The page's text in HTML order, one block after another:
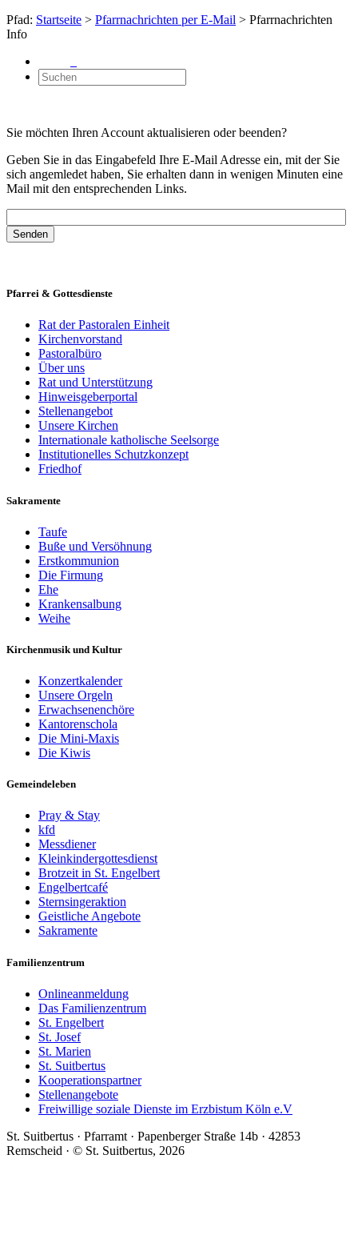
Pfad: Startseite > Pfarrnachrichten per E-Mail > Pfarrnachrichten
Info
Sie möchten Ihren Account aktualisieren oder beenden?
Geben Sie in das Eingabefeld Ihre E-Mail Adresse ein, mit der Sie
sich angemledet haben, Sie erhalten dann in wenigen Minuten eine
Mail mit den entsprechenden Links.
Pfarrei & Gottesdienste
Rat der Pastoralen Einheit
Kirchenvorstand
Pastoralbüro
Über uns
Rat und Unterstützung
Hinweisgeberportal
Stellenangebot
Unsere Kirchen
Internationale katholische Seelsorge
Institutionelles Schutzkonzept
Friedhof
Sakramente
Taufe
Buße und Versöhnung
Erstkommunion
Die Firmung
Ehe
Krankensalbung
Weihe
Kirchenmusik und Kultur
Konzertkalender
Unsere Orgeln
Erwachsenenchöre
Kantorenschola
Die Mini-Maxis
Die Kiwis
Gemeindeleben
Pray & Stay
kfd
Messdiener
Kleinkindergottesdienst
Brotzeit in St. Engelbert
Engelbertcafé
Sternsingeraktion
Geistliche Angebote
Sakramente
Familienzentrum
Onlineanmeldung
Das Familienzentrum
St. Engelbert
St. Josef
St. Marien
St. Suitbertus
Kooperationspartner
Stellenangebote
Freiwillige soziale Dienste im Erzbistum Köln e.V
St. Suitbertus · Pfarramt · Papenberger Straße 14b · 42853
Remscheid · © St. Suitbertus, 2026